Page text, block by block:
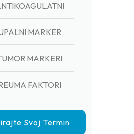
MARKER
MARKERI
FAKTORI
Svoj Termin